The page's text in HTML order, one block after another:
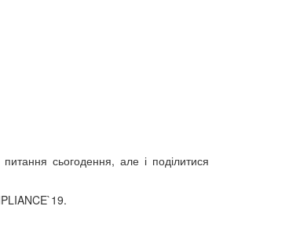
питання сьогодення, але і поділитися